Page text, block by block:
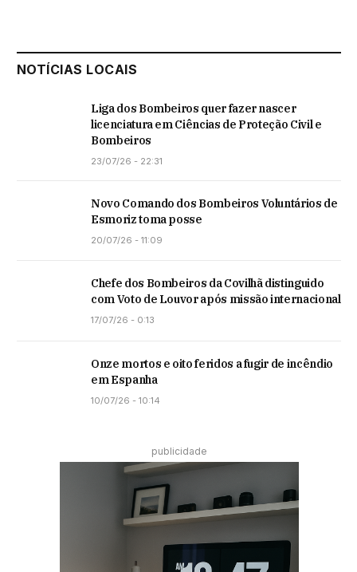
NOTÍCIAS LOCAIS
Liga dos Bombeiros quer fazer nascer
licenciatura em Ciências de Proteção Civil e
Bombeiros
23/07/26 - 22:31
Novo Comando dos Bombeiros Voluntários de
Esmoriz toma posse
20/07/26 - 11:09
Chefe dos Bombeiros da Covilhã distinguido
com Voto de Louvor após missão internacional
17/07/26 - 0:13
Onze mortos e oito feridos a fugir de incêndio
em Espanha
10/07/26 - 10:14
publicidade